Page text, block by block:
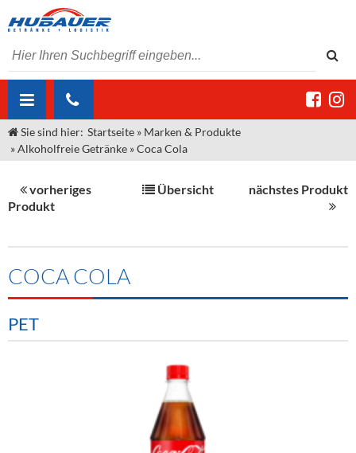
ÜBER UNS
Unser Liefergebiet
Kontakt
Angebote Gastronomie & Großhandel
Neuigkeiten
MARKEN & PRODUKTE
Sirup
Spirituosen
Kommisionskauf & Lieferbedingungen
Fremddienstleistungen
Sie sind hier: Startseite » Marken & Produkte
»Alkoholfreie Getränke »Coca Cola
vorheriges
Produkt
Übersicht nächstes Produkt
COCA COLA
PET